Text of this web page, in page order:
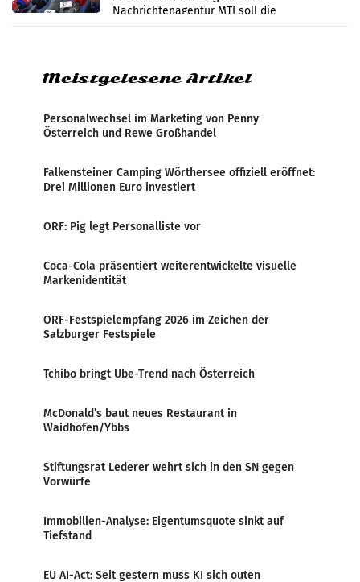
Nachrichtenagentur MTI soll die
systematische Nachrichten-Manipulation und
Meistgelesene Artikel
Personalwechsel im Marketing von Penny
Österreich und Rewe Großhandel
Falkensteiner Camping Wörthersee offiziell eröffnet:
Drei Millionen Euro investiert
ORF: Pig legt Personalliste vor
Coca-Cola präsentiert weiterentwickelte visuelle
Markenidentität
ORF-Festspielempfang 2026 im Zeichen der
Salzburger Festspiele
Tchibo bringt Ube-Trend nach Österreich
McDonald’s baut neues Restaurant in
Waidhofen/Ybbs
Stiftungsrat Lederer wehrt sich in den SN gegen
Vorwürfe
Immobilien-Analyse: Eigentumsquote sinkt auf
Tiefstand
EU AI-Act: Seit gestern muss KI sich outen